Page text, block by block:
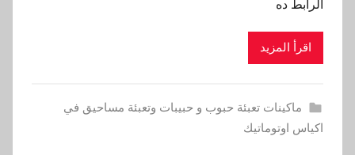
الرابط ده
اقرأ المزيد
ماكينات تعبئة حبوب و حبيبات وتعبئة مساحيق في
اكياس اوتوماتيك